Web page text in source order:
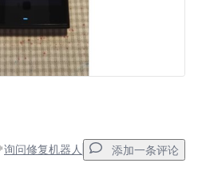
询问修复机器人 添加一条评论